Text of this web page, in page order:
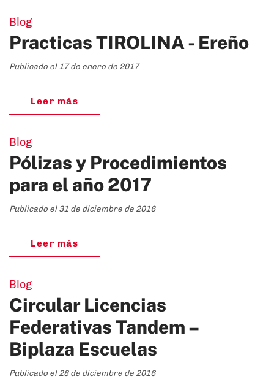
Blog
Practicas TIROLINA - Ereño
Publicado el 17 de enero de 2017
Leer más
Blog
Pólizas y Procedimientos
para el año 2017
Publicado el 31 de diciembre de 2016
Leer más
Blog
Circular Licencias
Federativas Tandem –
Biplaza Escuelas
Publicado el 28 de diciembre de 2016